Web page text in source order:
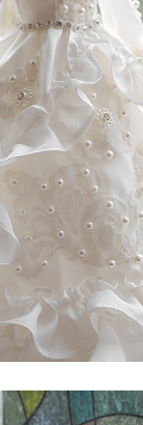
カートとショー
ースのベビード
ットペアのド
モニーバッグ
みるフリルのベ